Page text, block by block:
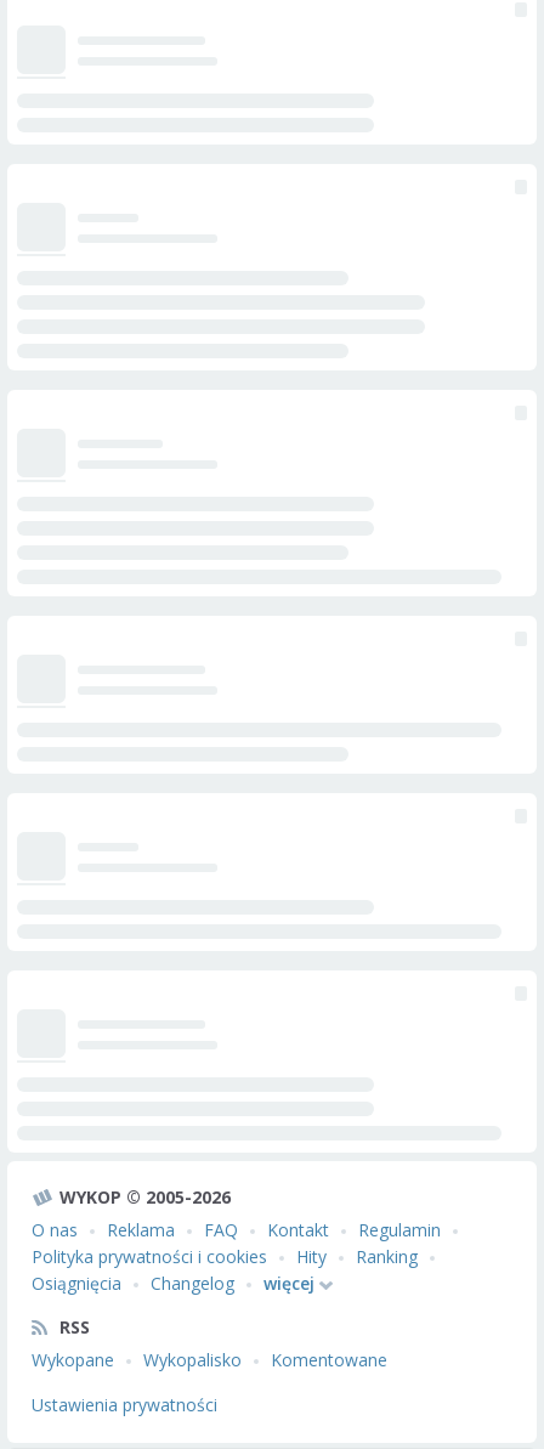
WYKOP © 2005-2026
O nas
Reklama FAQ Kontakt
Regulamin
Polityka prywatności i cookies
Hity
Ranking
Osiągnięcia
Changelog
więcej
RSS
Wykopane
Wykopalisko
Komentowane
Ustawienia prywatności